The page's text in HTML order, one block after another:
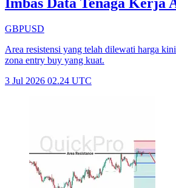
Imbas Data Tenaga Kerja
GBPUSD
Area resistensi yang telah dilewati harga
zona entry buy yang kuat.
3 Jul 2026 02.24 UTC